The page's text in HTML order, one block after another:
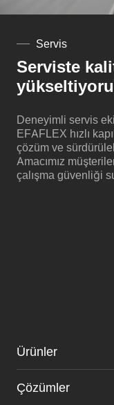
Servis
Serviste
Deneyimli servis
EFAFLEX hızlı
çözüm ve
Amacımız
çalışma güvenliği
Ürünler
Çözümler